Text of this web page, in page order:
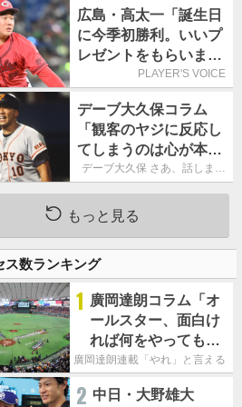
た」／魔球
広島・高太一「誕生日
に今季初勝利。いいプ
レゼントをもらいまし
た」／バースデー星
PLAYER'S VOICE
デーブ大久保コラム
「観客のヤジに反応し
てしまうのは心が本当
に純粋だからなので
デーブ大久保 さあ、話しまし
ょう！
もっと見る
ス数ランキング
1 廣岡達朗コラム「オ
ールスター、面白け
れば何をやってもい
いという発想は大間
廣岡達朗連載「やれ」と言える信念
2 中日・大野雄大